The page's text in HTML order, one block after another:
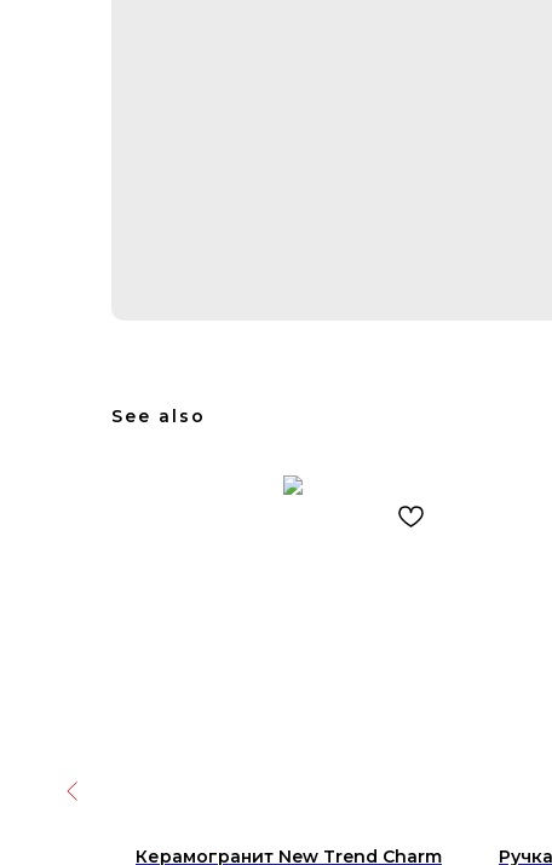
See also
Керамогранит New Trend Charm